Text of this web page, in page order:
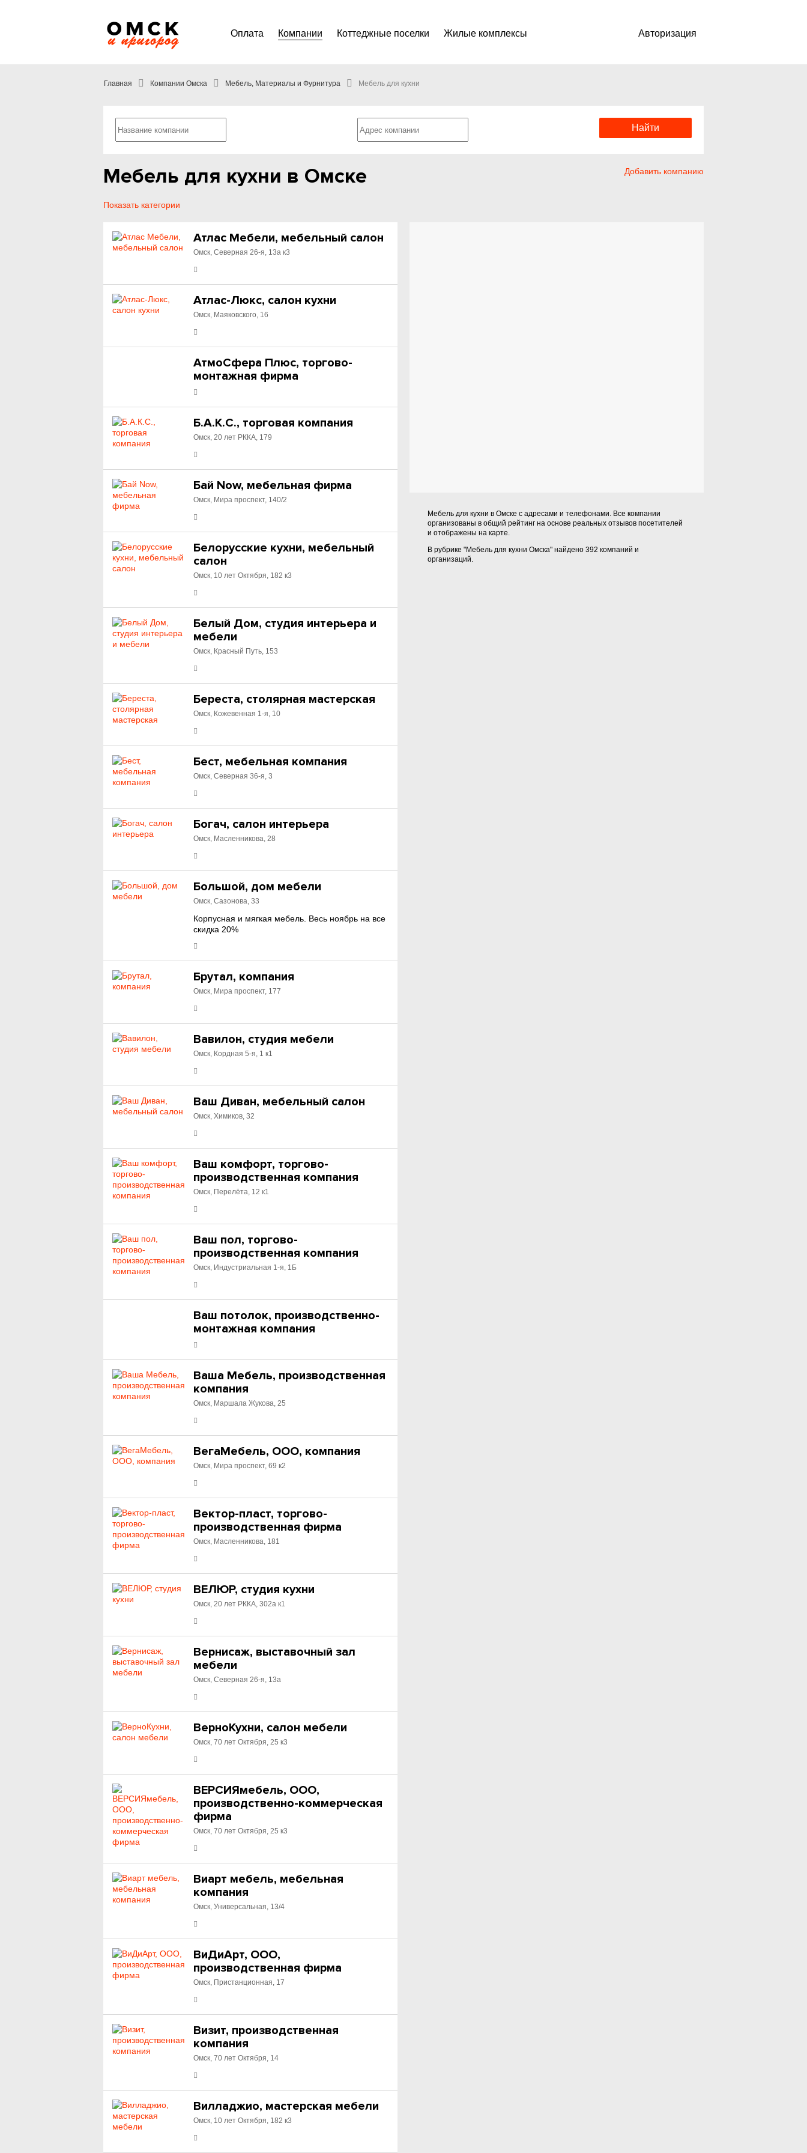
Оплата Компании Коттеджные поселки Жилые комплексы Авторизация
Главная Компании Омска Мебель, Материалы и Фурнитура Мебель для кухни
Добавить компанию
Мебель для кухни в Омске
Показать категории
Атлас Мебели, мебельный салон
Омск, Северная 26-я, 13а к3
Атлас-Люкс, салон кухни
Омск, Маяковского, 16
АтмоСфера Плюс, торгово-
монтажная фирма
Б.А.К.С., торговая компания
Омск, 20 лет РККА, 179
Бай Now, мебельная фирма
Омск, Мира проспект, 140/2
Белорусские кухни, мебельный
салон
Омск, 10 лет Октября, 182 к3
Белый Дом, студия интерьера и
мебели
Омск, Красный Путь, 153
Береста, столярная мастерская
Омск, Кожевенная 1-я, 10
Бест, мебельная компания
Омск, Северная 36-я, 3
Богач, салон интерьера
Омск, Масленникова, 28
Большой, дом мебели
Омск, Сазонова, 33
Корпусная и мягкая мебель. Весь ноябрь на все
скидка 20%
Брутал, компания
Омск, Мира проспект, 177
Вавилон, студия мебели
Омск, Кордная 5-я, 1 к1
Ваш Диван, мебельный салон
Омск, Химиков, 32
Ваш комфорт, торгово-
производственная компания
Омск, Перелёта, 12 к1
Ваш пол, торгово-
производственная компания
Омск, Индустриальная 1-я, 1Б
Ваш потолок, производственно-
монтажная компания
Ваша Мебель, производственная
компания
Омск, Маршала Жукова, 25
ВегаМебель, ООО, компания
Омск, Мира проспект, 69 к2
Вектор-пласт, торгово-
производственная фирма
Омск, Масленникова, 181
ВЕЛЮР, студия кухни
Омск, 20 лет РККА, 302а к1
Вернисаж, выставочный зал
мебели
Омск, Северная 26-я, 13а
ВерноКухни, салон мебели
Омск, 70 лет Октября, 25 к3
ВЕРСИЯмебель, ООО,
производственно-коммерческая
фирма
Омск, 70 лет Октября, 25 к3
Виарт мебель, мебельная
компания
Омск, Универсальная, 13/4
ВиДиАрт, ООО,
производственная фирма
Омск, Пристанционная, 17
Визит, производственная
компания
Омск, 70 лет Октября, 14
Вилладжио, мастерская мебели
Омск, 10 лет Октября, 182 к3
Мебель для кухни в Омске с адресами и телефонами. Все компании
организованы в общий рейтинг на основе реальных отзывов посетителей
и отображены на карте.
В рубрике "Мебель для кухни Омска" найдено 392 компаний и
организаций.